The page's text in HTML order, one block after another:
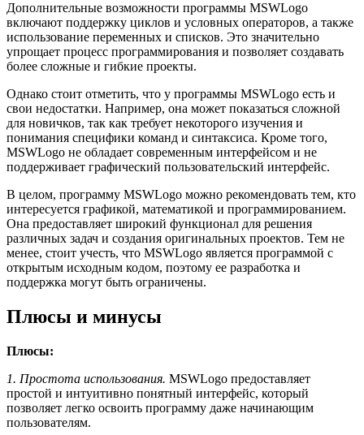
Дополнительные возможности программы MSWLogo
включают поддержку циклов и условных операторов, а также
использование переменных и списков. Это значительно
упрощает процесс программирования и позволяет создавать
более сложные и гибкие проекты.
Однако стоит отметить, что у программы MSWLogo есть и
свои недостатки. Например, она может показаться сложной
для новичков, так как требует некоторого изучения и
понимания специфики команд и синтаксиса. Кроме того,
MSWLogo не обладает современным интерфейсом и не
поддерживает графический пользовательский интерфейс.
В целом, программу MSWLogo можно рекомендовать тем, кто
интересуется графикой, математикой и программированием.
Она предоставляет широкий функционал для решения
различных задач и создания оригинальных проектов. Тем не
менее, стоит учесть, что MSWLogo является программой с
открытым исходным кодом, поэтому ее разработка и
поддержка могут быть ограничены.
Плюсы и минусы
Плюсы:
1. Простота использования. MSWLogo предоставляет
простой и интуитивно понятный интерфейс, который
позволяет легко освоить программу даже начинающим
пользователям.